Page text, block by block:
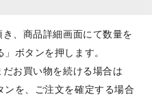
、商品詳細画面にて数量を
ボタンを押します。
お買い物を続ける場合は
ンを、ご注文を確定する場合